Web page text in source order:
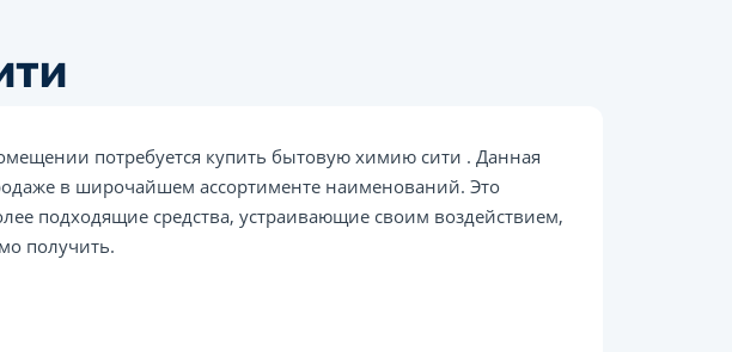
потребуется купить бытовую химию сити . Данная
в широчайшем ассортименте наименований. Это
подходящие средства, устраивающие своим воздействием,
получить.